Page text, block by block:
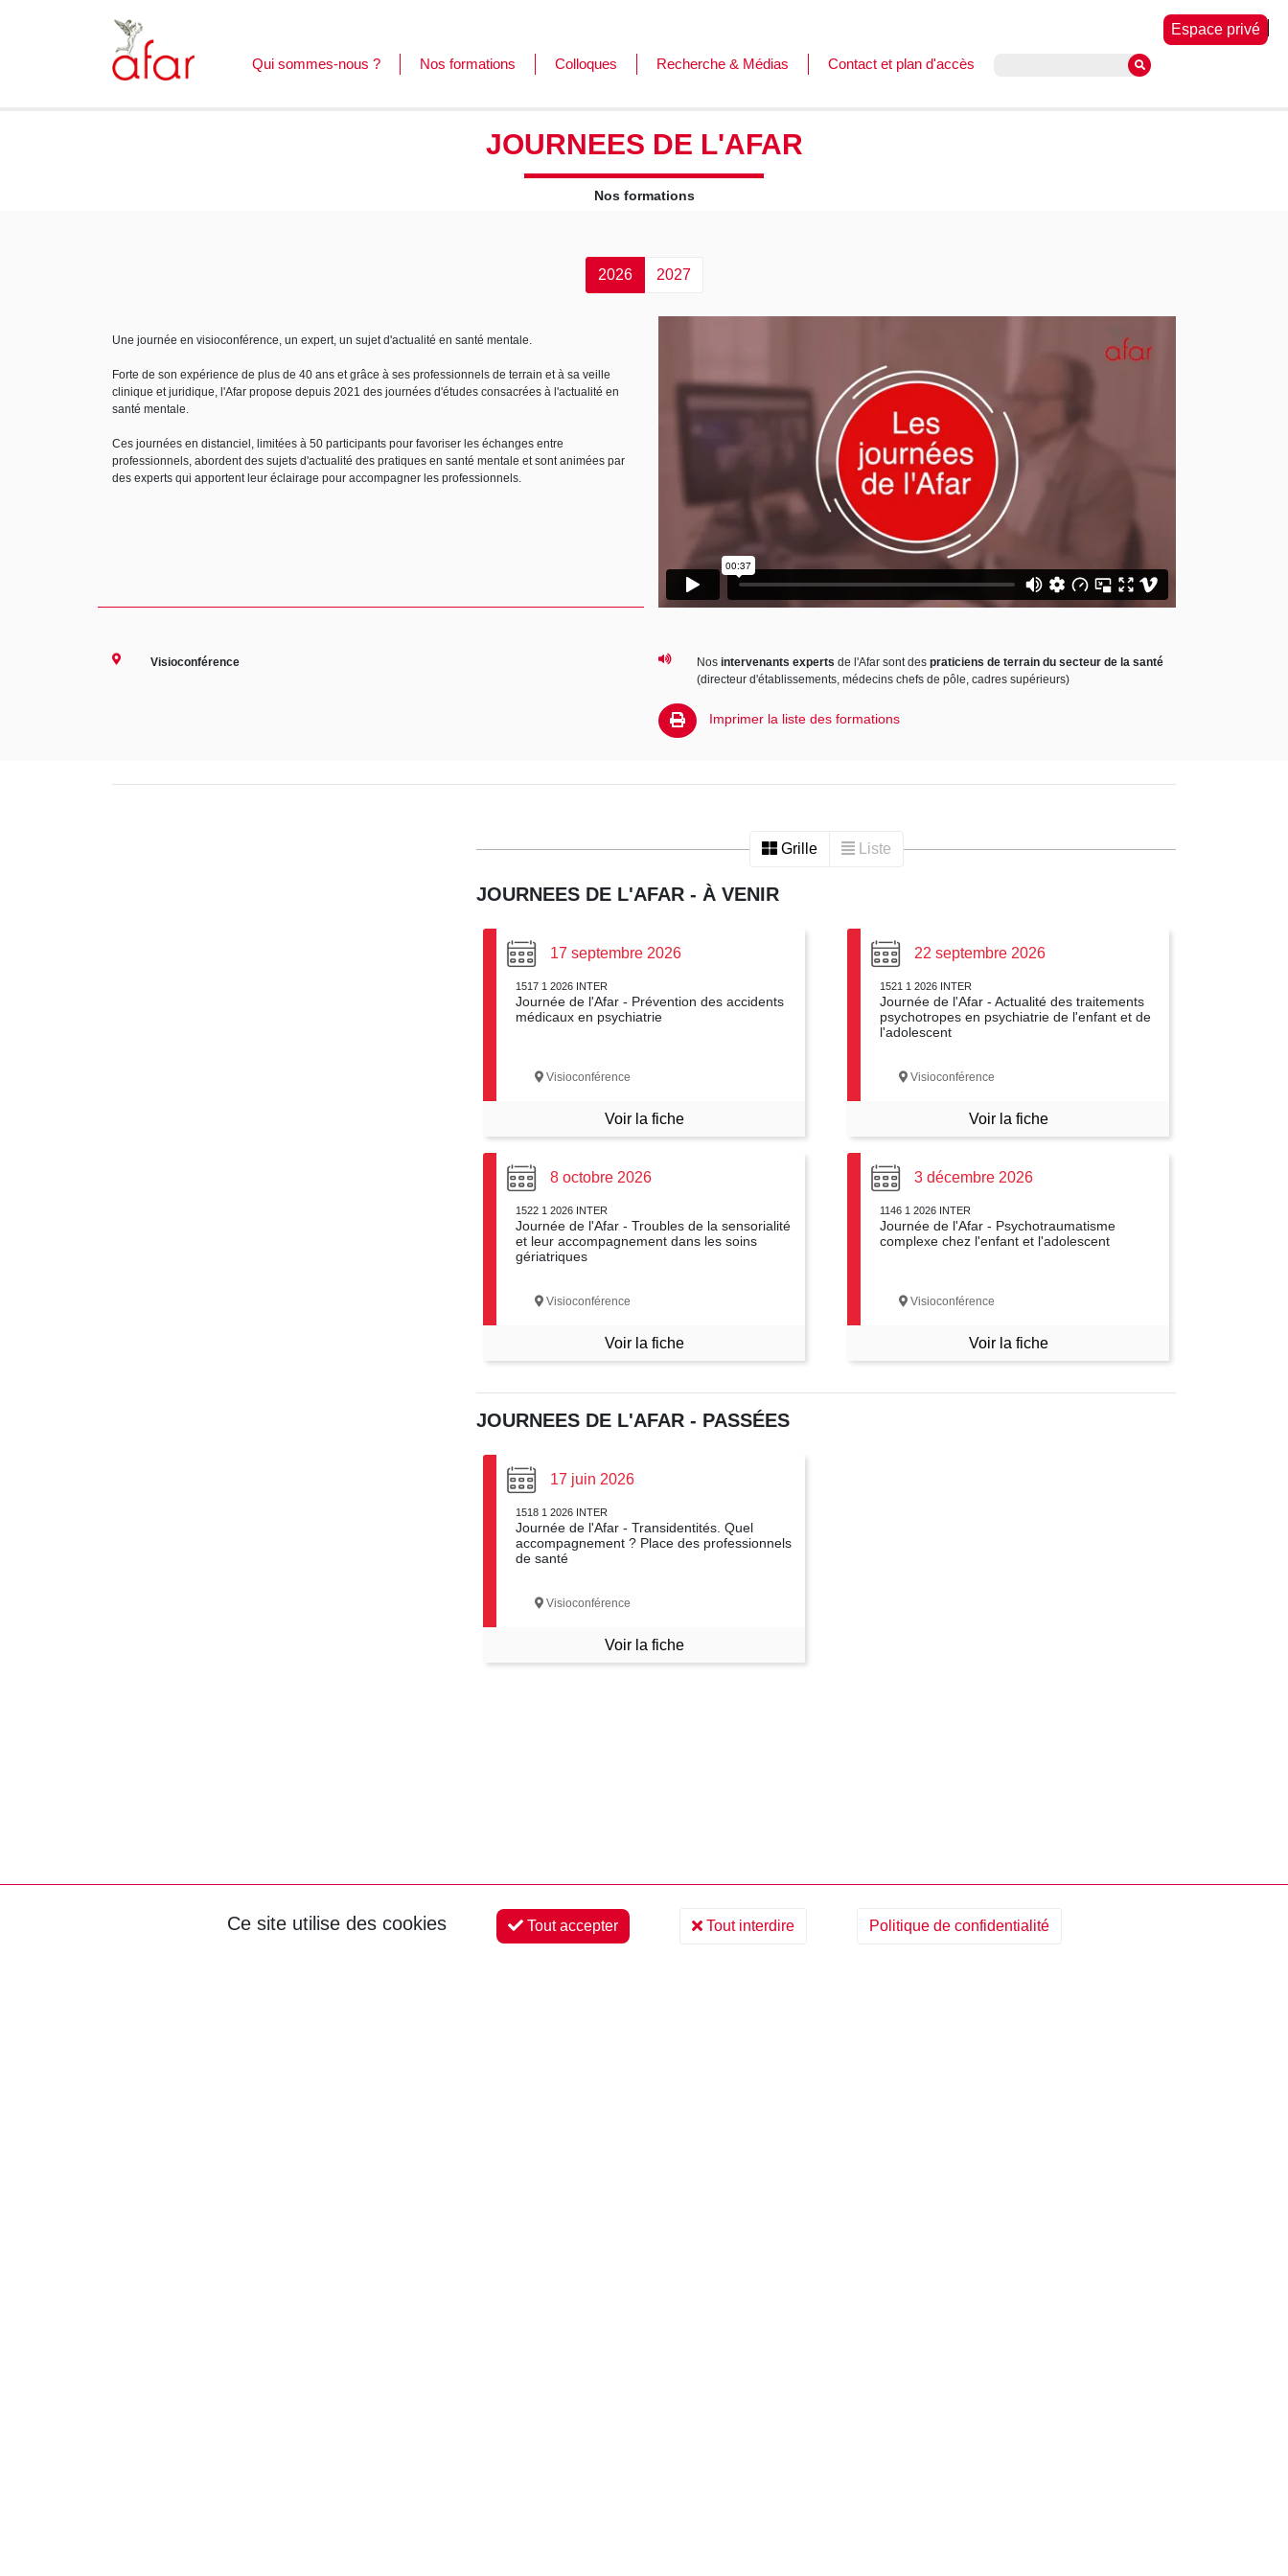
Qui sommes-nous ? Nos formations Colloques Recherche & Médias Contact et plan d'accès
Espace privé
JOURNEES DE L'AFAR
Nos formations
2026 2027
Une journée en visioconférence, un expert, un sujet d'actualité en santé mentale.
Forte de son expérience de plus de 40 ans et grâce à ses professionnels de terrain et à sa veille
clinique et juridique, l'Afar propose depuis 2021 des journées d'études consacrées à l'actualité en
santé mentale.
Ces journées en distanciel, limitées à 50 participants pour favoriser les échanges entre
professionnels, abordent des sujets d'actualité des pratiques en santé mentale et sont animées par
des experts qui apportent leur éclairage pour accompagner les professionnels.
Visioconférence Nos intervenants experts de l'Afar sont des praticiens de terrain du secteur de la santé
(directeur d'établissements, médecins chefs de pôle, cadres supérieurs)
Imprimer la liste des formations
Grille Liste
JOURNEES DE L'AFAR - À VENIR
17 septembre 2026
1517 1 2026 INTER
Journée de l'Afar - Prévention des accidents
médicaux en psychiatrie
Visioconférence
Voir la fiche
22 septembre 2026
1521 1 2026 INTER
Journée de l'Afar - Actualité des traitements
psychotropes en psychiatrie de l'enfant et de
l'adolescent
Visioconférence
Voir la fiche
8 octobre 2026
1522 1 2026 INTER
Journée de l'Afar - Troubles de la sensorialité
et leur accompagnement dans les soins
gériatriques
Visioconférence
Voir la fiche
3 décembre 2026
1146 1 2026 INTER
Journée de l'Afar - Psychotraumatisme
complexe chez l'enfant et l'adolescent
Visioconférence
Voir la fiche
JOURNEES DE L'AFAR - PASSÉES
17 juin 2026
1518 1 2026 INTER
Journée de l'Afar - Transidentités. Quel
accompagnement ? Place des professionnels
de santé
Visioconférence
Voir la fiche
Ce site utilise des cookies Tout accepter Tout interdire Politique de confidentialité